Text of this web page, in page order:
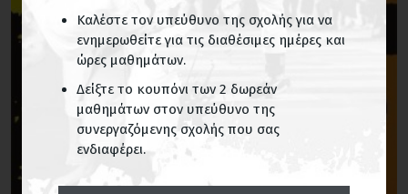
Καλέστε τον υπεύθυνο της σχολής για να
ενημερωθείτε για τις διαθέσιμες ημέρες και
ώρες μαθημάτων.
Δείξτε το κουπόνι των 2 δωρεάν
μαθημάτων στον υπεύθυνο της
συνεργαζόμενης σχολής που σας
ενδιαφέρει.